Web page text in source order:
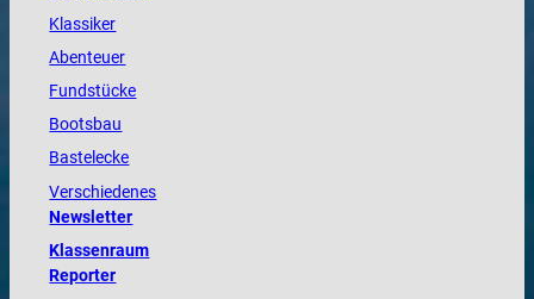
Klassiker
Abenteuer
Fundstücke
Bootsbau
Bastelecke
Verschiedenes
Newsletter
Klassenraum
Reporter